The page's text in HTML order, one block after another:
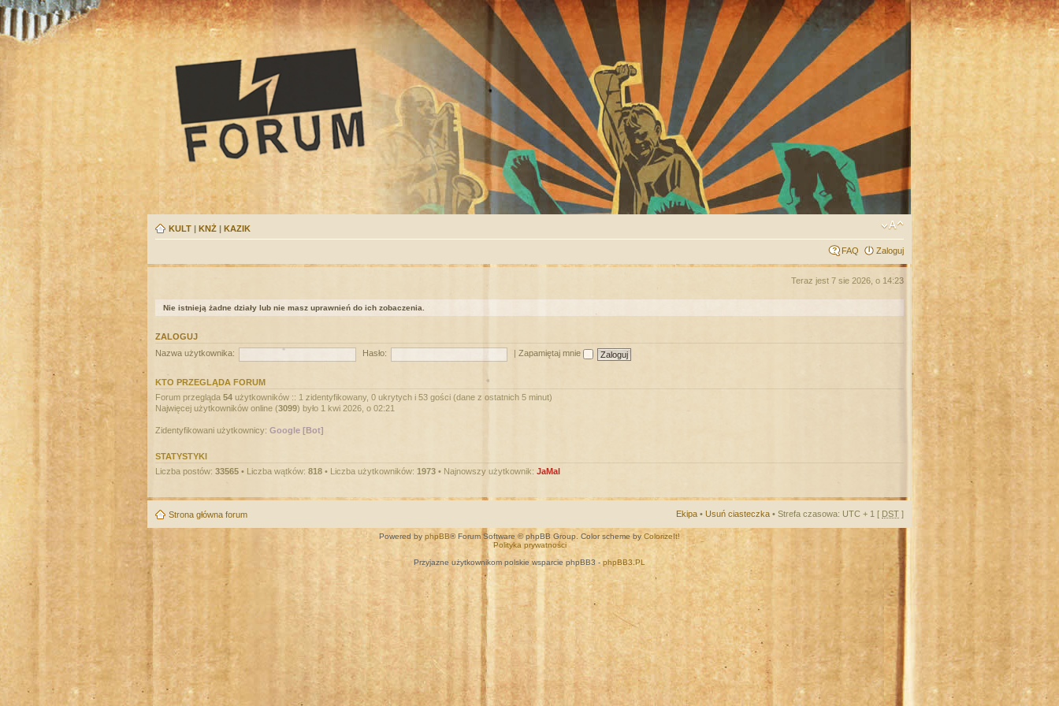
KULT | KNŻ | KAZIK
FAQ Zaloguj
Teraz jest 7 sie 2026, o 14:23
Nie istnieją żadne działy lub nie masz uprawnień do ich zobaczenia.
ZALOGUJ
Nazwa użytkownika:
Hasło: Zapamiętaj mnie
KTO PRZEGLĄDA FORUM
Forum przegląda 54 użytkowników :: 1 zidentyfikowany, 0 ukrytych i 53 gości (dane z ostatnich 5 minut)
Najwięcej użytkowników online (3099) było 1 kwi 2026, o 02:21
Zidentyfikowani użytkownicy: Google [Bot]
STATYSTYKI
Liczba postów: 33565 • Liczba wątków: 818 • Liczba użytkowników: 1973 • Najnowszy użytkownik: JaMal
Strona główna forum Ekipa • Usuń ciasteczka • Strefa czasowa: UTC + 1 [ DST ]
Powered by phpBB® Forum Software © phpBB Group. Color scheme by ColorizeIt!
Polityka prywatności
Przyjazne użytkownikom polskie wsparcie phpBB3 - phpBB3.PL